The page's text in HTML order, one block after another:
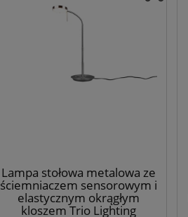
Lampa stołowa metalowa ze
ściemniaczem sensorowym i
elastycznym okrągłym
kloszem Trio Lighting